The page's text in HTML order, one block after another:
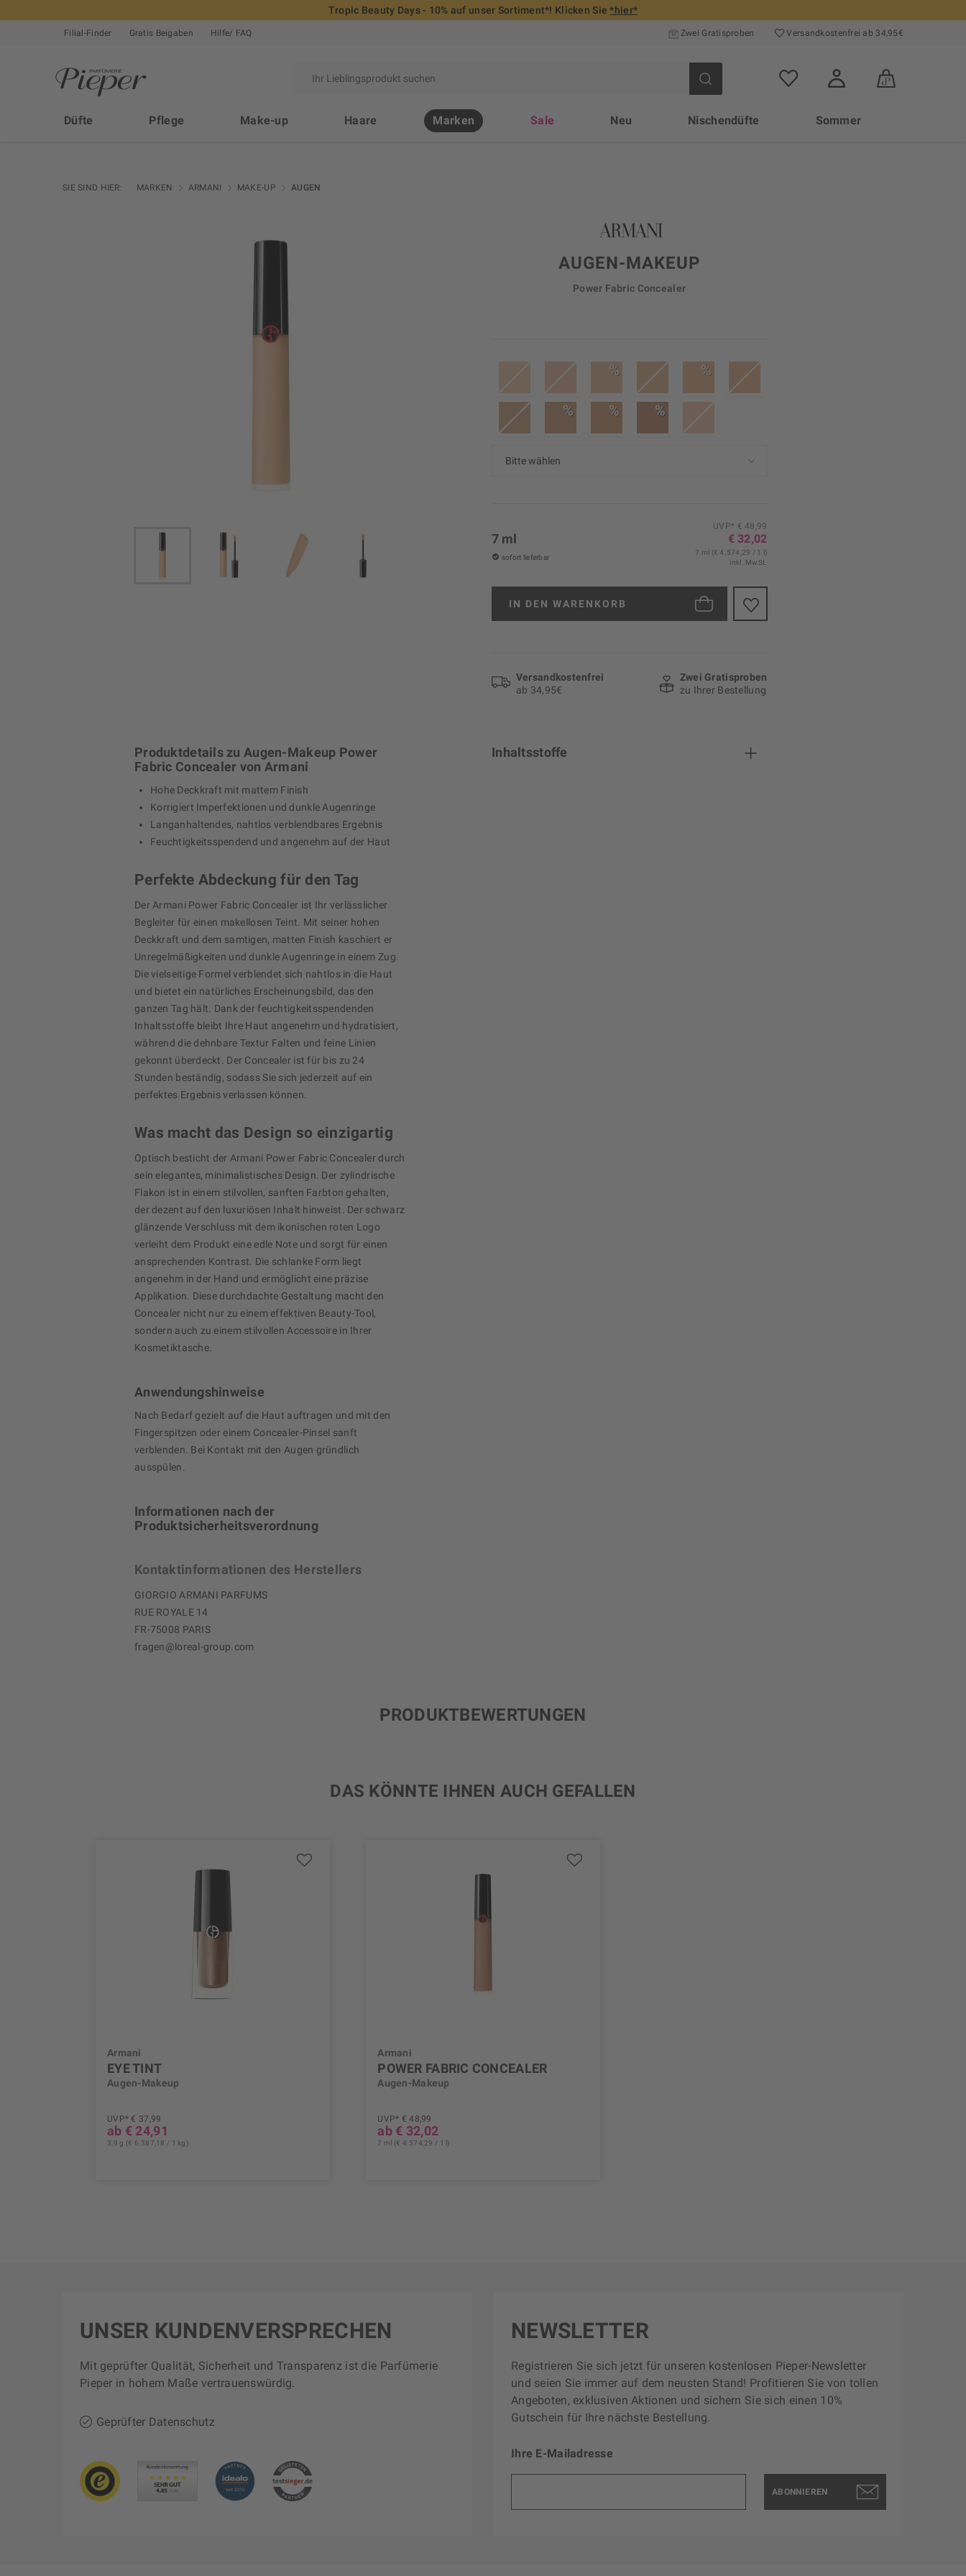
Tropic Beauty Days - 10% auf unser Sortiment*! Klicken Sie*hier*
Filial-Finder Gratis Beigaben Hilfe/ FAQ Zwei Gratisproben Versand­kosten­frei ab 34,95€
Düfte Pflege Make-up Haare Marken Sale Neu Nischendüfte Sommer
SIE SIND HIER: MARKEN ARMANI MAKE-UP AUGEN
AUGEN-MAKEUP
Power Fabric Concealer
% %
% % %
UVP* € 48,99
€ 32,02
7 ml
sofort lieferbar
7 ml (€ 4.574,29 / 1 l)
inkl. MwSt.
IN DEN WARENKORB
Versand­kosten­frei
ab 34,95€
Zwei Gratisproben
zu Ihrer Bestellung
Produktdetails zu Augen-Makeup Power
Fabric Concealer von Armani
Hohe Deckkraft mit mattem Finish
Korrigiert Imperfektionen und dunkle Augenringe
Langanhaltendes, nahtlos verblendbares Ergebnis
Feuchtigkeitsspendend und angenehm auf der Haut
Perfekte Abdeckung für den Tag
Der Armani Power Fabric Concealer ist Ihr verlässlicher
Begleiter für einen makellosen Teint. Mit seiner hohen
Deckkraft und dem samtigen, matten Finish kaschiert er
Unregelmäßigkeiten und dunkle Augenringe in einem Zug.
Die vielseitige Formel verblendet sich nahtlos in die Haut
und bietet ein natürliches Erscheinungsbild, das den
ganzen Tag hält. Dank der feuchtigkeitsspendenden
Inhaltsstoffe bleibt Ihre Haut angenehm und hydratisiert,
während die dehnbare Textur Falten und feine Linien
gekonnt überdeckt. Der Concealer ist für bis zu 24
Stunden beständig, sodass Sie sich jederzeit auf ein
perfektes Ergebnis verlassen können.
Was macht das Design so einzigartig
Optisch besticht der Armani Power Fabric Concealer durch
sein elegantes, minimalistisches Design. Der zylindrische
Flakon ist in einem stilvollen, sanften Farbton gehalten,
der dezent auf den luxuriösen Inhalt hinweist. Der schwarz
glänzende Verschluss mit dem ikonischen roten Logo
verleiht dem Produkt eine edle Note und sorgt für einen
ansprechenden Kontrast. Die schlanke Form liegt
angenehm in der Hand und ermöglicht eine präzise
Applikation. Diese durchdachte Gestaltung macht den
Concealer nicht nur zu einem effektiven Beauty-Tool,
sondern auch zu einem stilvollen Accessoire in Ihrer
Kosmetiktasche.
Anwendungshinweise
Nach Bedarf gezielt auf die Haut auftragen und mit den
Fingerspitzen oder einem Concealer-Pinsel sanft
verblenden. Bei Kontakt mit den Augen gründlich
ausspülen.
Informationen nach der
Produktsicherheitsverordnung
Kontaktinformationen des Herstellers
GIORGIO ARMANI PARFUMS
RUE ROYALE 14
FR-75008 PARIS
fragen@loreal-group.com
Inhaltsstoffe
PRODUKTBEWERTUNGEN
DAS KÖNNTE IHNEN AUCH GEFALLEN
Armani
EYE TINT
Augen-Makeup
UVP* € 37,99
ab € 24,91
3,9 g (€ 6.387,18 / 1 kg)
Armani
POWER FABRIC CONCEALER
Augen-Makeup
UVP* € 48,99
ab € 32,02
7 ml (€ 4.574,29 / 1 l)
NEWSLETTER
Registrieren Sie sich jetzt für unseren kostenlosen Pieper-Newsletter
und seien Sie immer auf dem neusten Stand! Profitieren Sie von tollen
Angeboten, exklusiven Aktionen und sichern Sie sich einen 10%
Gutschein für Ihre nächste Bestellung.
Ihre E-Mailadresse
ABONNIEREN
UNSER KUNDENVERSPRECHEN
Mit geprüfter Qualität, Sicherheit und Transparenz ist die Parfümerie
Pieper in hohem Maße vertrauenswürdig.
Geprüfter Datenschutz